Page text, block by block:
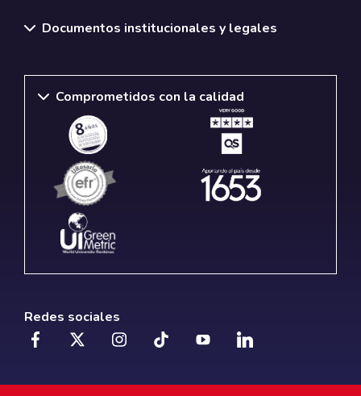
Documentos institucionales y legales
Comprometidos con la calidad
Redes sociales